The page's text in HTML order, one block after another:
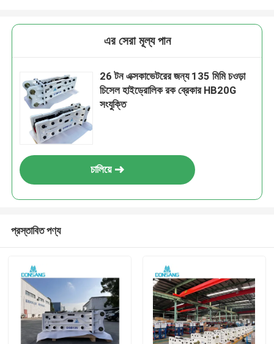
এর সেরা মূল্য পান
26 টন এক্সকাভেটরের জন্য 135 মিমি চওড়া
চিসেল হাইড্রোলিক রক ব্রেকার HB20G
সংযুক্তি
চালিয়ে
প্রস্তাবিত পণ্য